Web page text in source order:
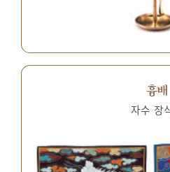
흉배
자수 장